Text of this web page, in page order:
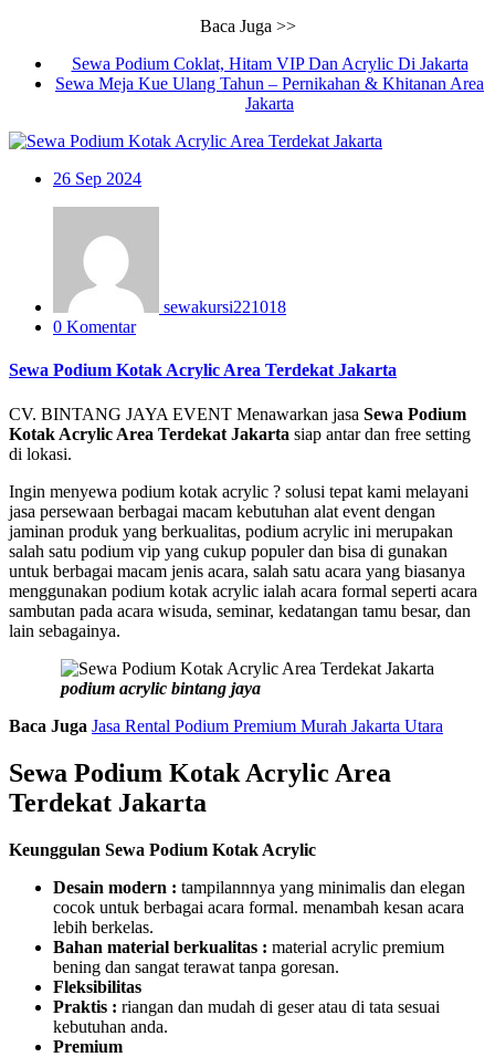
Baca Juga >>
Sewa Podium Coklat, Hitam VIP Dan Acrylic Di Jakarta
Sewa Meja Kue Ulang Tahun – Pernikahan & Khitanan Area
Jakarta
26 Sep 2024
sewakursi221018
0 Komentar
Sewa Podium Kotak Acrylic Area Terdekat Jakarta
CV. BINTANG JAYA EVENT Menawarkan jasa Sewa Podium
Kotak Acrylic Area Terdekat Jakarta siap antar dan free setting
di lokasi.
Ingin menyewa podium kotak acrylic ? solusi tepat kami melayani
jasa persewaan berbagai macam kebutuhan alat event dengan
jaminan produk yang berkualitas, podium acrylic ini merupakan
salah satu podium vip yang cukup populer dan bisa di gunakan
untuk berbagai macam jenis acara, salah satu acara yang biasanya
menggunakan podium kotak acrylic ialah acara formal seperti acara
sambutan pada acara wisuda, seminar, kedatangan tamu besar, dan
lain sebagainya.
podium acrylic bintang jaya
Baca Juga Jasa Rental Podium Premium Murah Jakarta Utara
Sewa Podium Kotak Acrylic Area
Terdekat Jakarta
Keunggulan Sewa Podium Kotak Acrylic
Desain modern : tampilannnya yang minimalis dan elegan
cocok untuk berbagai acara formal. menambah kesan acara
lebih berkelas.
Bahan material berkualitas : material acrylic premium
bening dan sangat terawat tanpa goresan.
Fleksibilitas
Praktis : riangan dan mudah di geser atau di tata sesuai
kebutuhan anda.
Premium